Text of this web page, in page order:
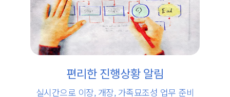
편리한 진행상황 알림
실시간으로 이장, 개장, 가족묘조성 업무 준비